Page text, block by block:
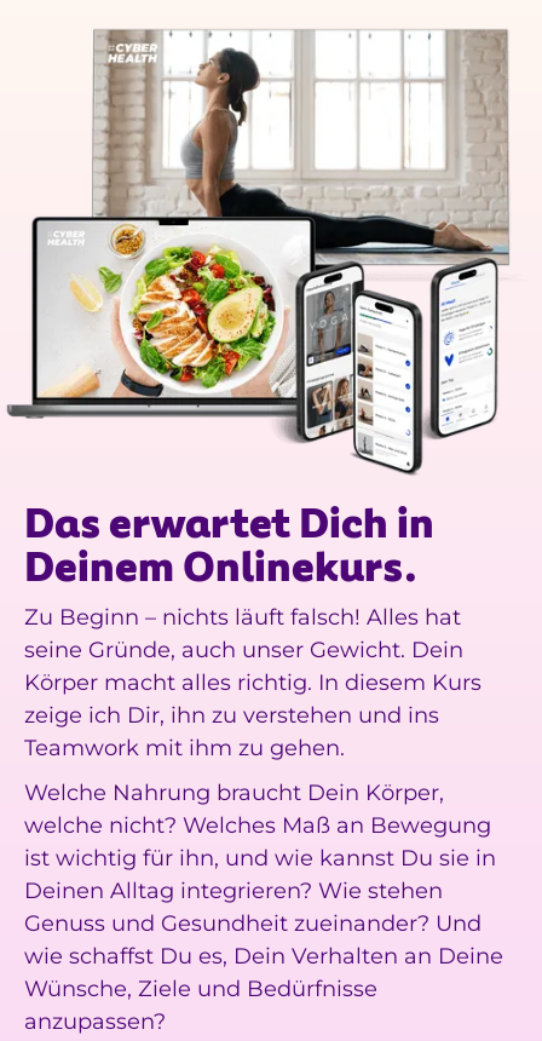
Das erwartet Dich in
Deinem Onlinekurs.
Zu Beginn – nichts läuft falsch! Alles hat
seine Gründe, auch unser Gewicht. Dein
Körper macht alles richtig. In diesem Kurs
zeige ich Dir, ihn zu verstehen und ins
Teamwork mit ihm zu gehen.
Welche Nahrung braucht Dein Körper,
welche nicht? Welches Maß an Bewegung
ist wichtig für ihn, und wie kannst Du sie in
Deinen Alltag integrieren? Wie stehen
Genuss und Gesundheit zueinander? Und
wie schaffst Du es, Dein Verhalten an Deine
Wünsche, Ziele und Bedürfnisse
anzupassen?